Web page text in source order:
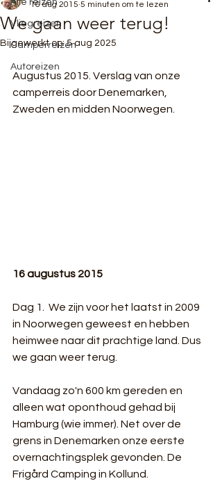
Alle reizen
Vliegreizen
Camperreizen
Autoreizen
We gaan weer terug!
16 aug 2015 5 minuten om te lezen
Bijgewerkt op:5 aug 2025
Augustus 2015. Verslag van onze
camperreis door Denemarken,
Zweden en midden Noorwegen.
16 augustus 2015
Dag 1.  We zijn voor het laatst in 2009
in Noorwegen geweest en hebben
heimwee naar dit prachtige land. Dus
we gaan weer terug.
Vandaag zo'n 600 km gereden en
alleen wat oponthoud gehad bij
Hamburg (wie immer). Net over de
grens in Denemarken onze eerste
overnachtingsplek gevonden. De
Frigård Camping in Kollund.